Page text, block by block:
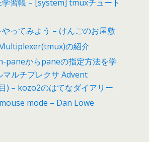
学習帳 – [system] tmuxチュート
ってみよう – けんごのお屋敷
の紹介
paneからpaneの指定方法を学
マルチプレクサ Advent
) – kozo2のはてなダイアリー
mode – Dan Lowe